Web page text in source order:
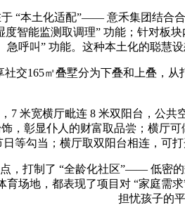
“本土化适配”—— 意禾集团结合
智能监测取调理” 功能；针对板
急呼叫” 功能。这种本土化的聪慧
165㎡叠墅分为下叠和上叠，从
米宽横厅毗连 8 米双阳台，公共
，彰显仆人的财富取品尝；横厅
等勾当；横厅取双阳台相连，可
打制了 “全龄化社区”—— 低密的
场地，都表现了项目对 “家庭需
担忧孩子的